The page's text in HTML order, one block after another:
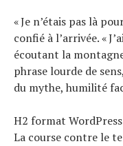
« Je n’étais pas là
confié à l’arrivée. «
écoutant la
phrase lourde de
du mythe, humilité
H2 format WordPress
La course contre le